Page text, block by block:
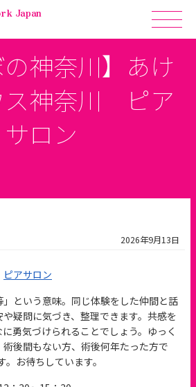
Japan
の神奈川】あけ
ス神奈川 ピア
サロン
2026年9月13日
ピアサロン
という意味。同じ体験をした仲間と話
疑問に気づき、整理できます。共感を
勇気づけられることでしょう。ゆっく
後間もない方、術後何年たった方で
お待ちしています。